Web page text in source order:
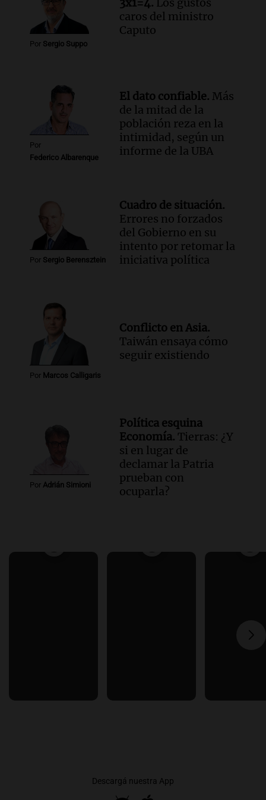
Chile planteó mejorar la
conectividad fronteriza, aérea y digital
con Jujuy
Panorama Federal
Por Sergio Suppo
3x1=4. Los gustos
caros del ministro
Caputo
Por
Federico Albarenque
El dato confiable. Más
de la mitad de la
población reza en la
intimidad, según un
informe de la UBA
Por Sergio Berensztein
Cuadro de situación.
Errores no forzados
del Gobierno en su
intento por retomar la
iniciativa política
Por Marcos Calligaris
Conflicto en Asia.
Taiwán ensaya cómo
seguir existiendo
Por Adrián Simioni
Política esquina
Economía. Tierras: ¿Y
si en lugar de
declamar la Patria
prueban con
ocuparla?
Descargá nuestra App